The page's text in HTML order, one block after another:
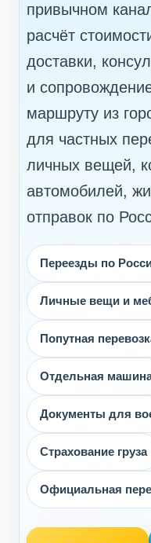
привычном
расчёт
доставки,
и
маршруту из
для частных
личных вещей,
автомобилей,
отправок по
Переезды по
Личные вещи и
Попутная
Отдельная
Документы для
Страхование груза
Официальная